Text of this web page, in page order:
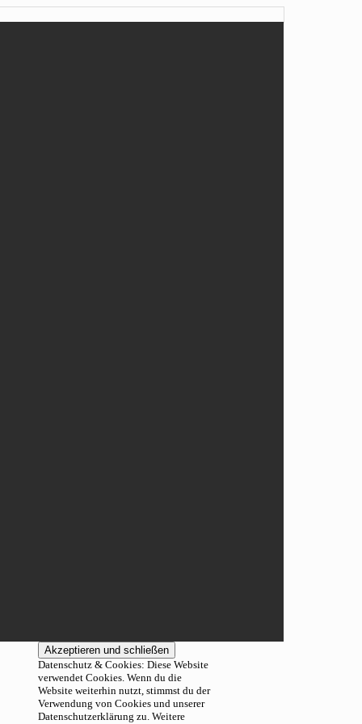
Datenschutz & Cookies: Diese Website
verwendet Cookies. Wenn du die
Website weiterhin nutzt, stimmst du der
Verwendung von Cookies und unserer
Datenschutzerklärung zu. Weitere